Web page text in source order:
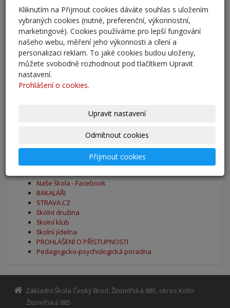
Adaptační kurzy
27. 8. 2025
Zahájení školního roku 2025/2026
27. 8. 2025
Výsledky - přestup do 6. očníku
Naše škola - Facebook
BAKALÁŘI
STRAVA.CZ
školní družina
školní klub
školní jídelna
PROHLÁŠENÍ O PŘÍSTUPNOSTI
Pedagogicko-psychologická poradna
Základní Škola Český Brod, Žitomířská 885, okres Kolín
Žitomířská 885
Kliknutím na Přijmout cookies dáváte souhlas s uložením
vybraných cookies (nutné, preferenční, výkonnostní,
marketingové). Cookies používáme pro lepší fungování
našeho webu, měření jeho výkonnosti a cílení a
personalizaci reklam. To jaké cookies budou uloženy,
můžete svobodně rozhodnout pod tlačítkem Upravit
nastavení.
Prohlášení o cookies.
Upravit nastavení
Odmítnout cookies
Přijmout cookies